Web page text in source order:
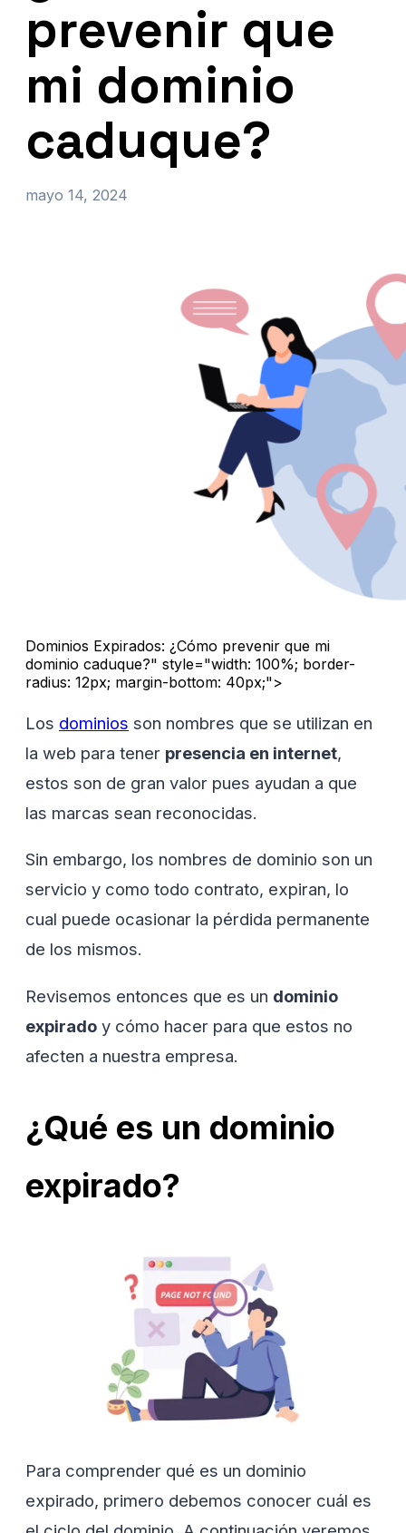
prevenir que
mi dominio
caduque?
mayo 14, 2024
Dominios Expirados: ¿Cómo prevenir que mi
dominio caduque?" style="width: 100%; border-
radius: 12px; margin-bottom: 40px;">
Los dominios son nombres que se utilizan en
la web para tener presencia en internet,
estos son de gran valor pues ayudan a que
las marcas sean reconocidas.
Sin embargo, los nombres de dominio son un
servicio y como todo contrato, expiran, lo
cual puede ocasionar la pérdida permanente
de los mismos.
Revisemos entonces que es un dominio
expirado y cómo hacer para que estos no
afecten a nuestra empresa.
¿Qué es un dominio
expirado?
Para comprender qué es un dominio
expirado, primero debemos conocer cuál es